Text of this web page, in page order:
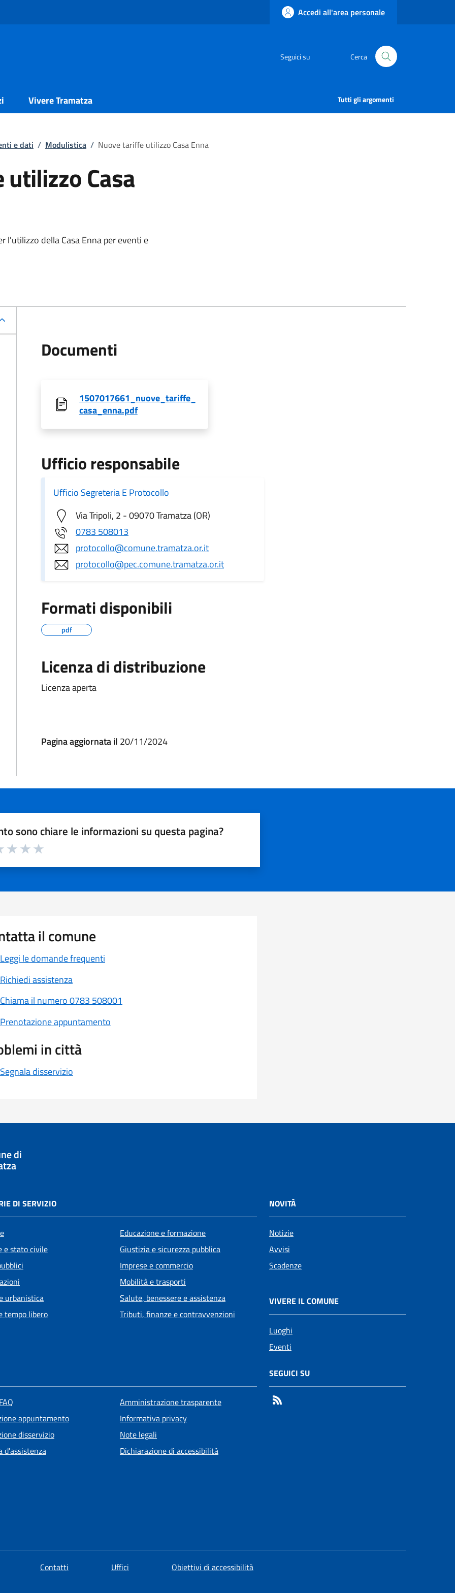
Accedi all'area personale
Seguici su Cerca
Vivere Tramatza Tutti gli argomenti
e dati / Modulistica / Nuove tariffe utilizzo Casa Enna
Casa
della Casa Enna per eventi e
Documenti
1507017661_nuove_tariffe_
casa_enna.pdf
Ufficio responsabile
Ufficio Segreteria E Protocollo
Via Tripoli, 2 - 09070 Tramatza (OR)
0783 508013
protocollo@comune.tramatza.or.it
protocollo@pec.comune.tramatza.or.it
Formati disponibili
pdf
Licenza di distribuzione
Licenza aperta
Pagina aggiornata il 20/11/2024
sono chiare le informazioni su questa pagina?
1 a 5 stelle la pagina
il comune
Leggi le domande frequenti
Richiedi assistenza
Chiama il numero 0783 508001
Prenotazione appuntamento
in città
Segnala disservizio
di
DI SERVIZIO
e stato civile
urbanistica
tempo libero
Educazione e formazione
Giustizia e sicurezza pubblica
Imprese e commercio
Mobilità e trasporti
Salute, benessere e assistenza
Tributi, finanze e contravvenzioni
NOVITÀ
Notizie
Avvisi
Scadenze
VIVERE IL COMUNE
Luoghi
Eventi
appuntamento
disservizio
d'assistenza
Amministrazione trasparente
Informativa privacy
Note legali
Dichiarazione di accessibilità
SEGUICI SU
Contatti Uffici Obiettivi di accessibilità